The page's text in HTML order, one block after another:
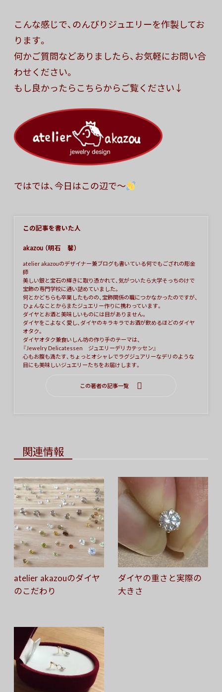
こんな感じで、のんびりジュエリーを作製してお
ります。
何かご質問などありましたら、お気軽にお問い合
わせください。
もし良かったらこちらからご覧ください↓
ではでは、今日はこの辺で〜
この記事を書いた人
akazou （明石 馨）
atelier akazouのデザイナー兼ブログも書いている何でもござれの彫金
師
美しい銀と宝石の輝きに取り憑かれて、気がついたら大学そっちのけで
宝飾の専門学校に通い詰めていました。
何とかどちらも卒業したものの、宝飾関係の職につかなかったのですが、
ひょんなことからまたジュエリー作りに携わっています。
ダイヤとお酒と美味しいものには目がありません。
ダイヤをこよなく愛し、ダイヤのキラキラでお酒が飲めるほどのダイヤ
オタク。
ダイヤオタク兼食いしん坊の作り手のテーマは、
『Jewelry Delicatessen ジュエリーデリカテッセン』
心もお腹も満たす、ちょっとオシャレでラグジュアリーなデリのような
目にも美味しいジュエリーたちをお届けします。
この著者の記事一覧
関連情報
atelier akazouのダイヤ
のこだわり
ダイヤの重さと実際の
大きさ